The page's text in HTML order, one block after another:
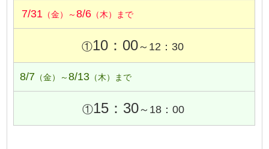
7/31 （金）～8/6 （木）まで
①10：00～12：30
8/7 （金）～8/13 （木）まで
①15：30～18：00